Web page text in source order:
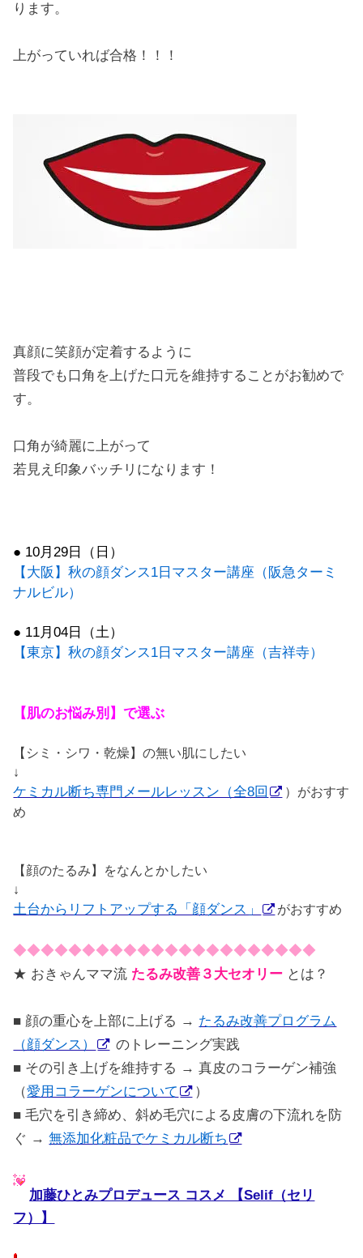
ります。
上がっていれば合格！！！
真顔に笑顔が定着するように
普段でも口角を上げた口元を維持することがお勧めで
す。
口角が綺麗に上がって
若見え印象バッチリになります！
● 10月29日（日）
【大阪】秋の顔ダンス1日マスター講座（阪急ターミ
ナルビル）
● 11月04日（土）
【東京】秋の顔ダンス1日マスター講座（吉祥寺）
【肌のお悩み別】で選ぶ
【シミ・シワ・乾燥】の無い肌にしたい
↓
ケミカル断ち専門メールレッスン（全8回
）がおすす
め
【顔のたるみ】をなんとかしたい
↓
土台からリフトアップする「顔ダンス」 がおすすめ
◆◆◆◆◆◆◆◆◆◆◆◆◆◆◆◆◆◆◆◆◆◆
★ おきゃんママ流 たるみ改善３大セオリー とは？
■ 顔の重心を上部に上げる → たるみ改善プログラム
（顔ダンス）
のトレーニング実践
■ その引き上げを維持する → 真皮のコラーゲン補強
（愛用コラーゲンについて
）
■ 毛穴を引き締め、斜め毛穴による皮膚の下流れを防
ぐ →無添加化粧品でケミカル断ち
加藤ひとみプロデュース コスメ 【Selif（セリ
フ）】